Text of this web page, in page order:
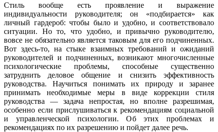
Стиль вообще есть проявление и выражение
индивидуальности руководителя; он «подбирается» как
личный гардероб: чтобы было и удобно, и соответствовало
ситуации. Но то, что удобно, и привычно руководителю,
вовсе не обязательно является таковым для его подчиненных.
Вот здесь-то, на стыке взаимных требований и ожиданий
руководителей и подчиненных, возникают многочисленные
психологические проблемы, способные существенно
затруднить деловое общение и снизить эффективность
руководства. Научиться понимать их природу и заранее
принимать необходимые меры в виде коррекции стиля
руководства — задача непростая, но вполне разрешимая,
особенно если прислушиваться к рекомендациям социальной
и управленческой психологии. Об этих проблемах и
рекомендациях по их разрешению и пойдет далее речь.